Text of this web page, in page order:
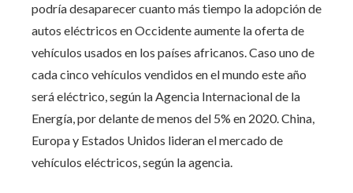
podría desaparecer cuanto más tiempo la adopción de
autos eléctricos en Occidente aumente la oferta de
vehículos usados ​​en los países africanos. Caso uno de
cada cinco vehículos vendidos en el mundo este año
será eléctrico, según la Agencia Internacional de la
Energía, por delante de menos del 5% en 2020. China,
Europa y Estados Unidos lideran el mercado de
vehículos eléctricos, según la agencia.